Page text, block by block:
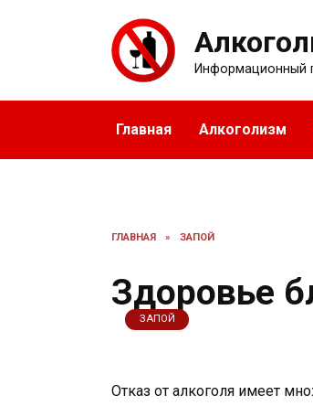
Информационный
Главная Алкоголизм
ГЛАВНАЯ » ЗАПОЙ
Здоровье
ЗАПОЙ
Отказ от алкоголя имеет